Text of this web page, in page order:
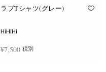
オ
ラブTシャツ(グレー)
HiHiHi
¥7,500 税別